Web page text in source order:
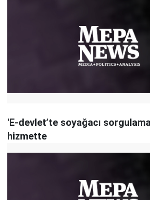
'E-devlet’te soyağacı
hizmette